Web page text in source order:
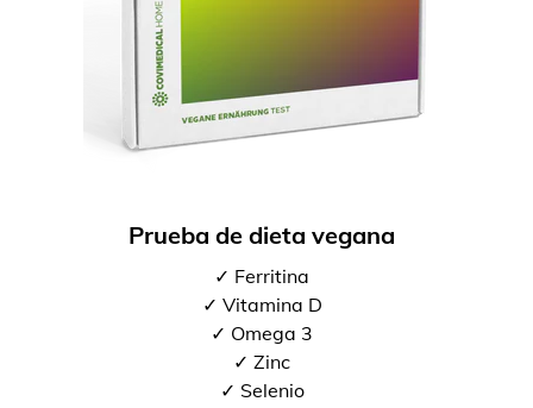
Prueba de dieta vegana
✓ Ferritina
✓ Vitamina D
✓ Omega 3
✓ Zinc
✓ Selenio